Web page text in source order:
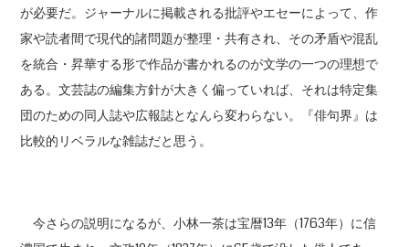
が必要だ。ジャーナルに掲載される批評やエセーによって、作
家や読者間で現代的諸問題が整理・共有され、その矛盾や混乱
を統合・昇華する形で作品が書かれるのが文学の一つの理想で
ある。文芸誌の編集方針が大きく偏っていれば、それは特定集
団のための同人誌や広報誌となんら変わらない。『俳句界』は
比較的リベラルな雑誌だと思う。
今さらの説明になるが、小林一茶は宝暦13年（1763年）に信